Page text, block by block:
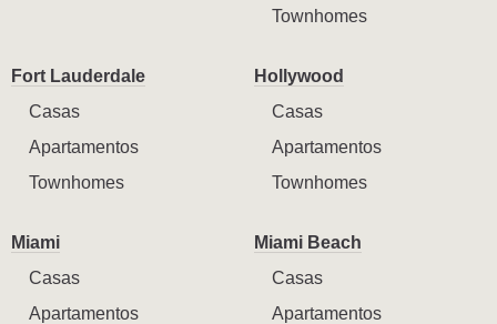
Townhomes
Fort Lauderdale
Casas
Apartamentos
Townhomes
Hollywood
Casas
Apartamentos
Townhomes
Miami
Casas
Apartamentos
Miami Beach
Casas
Apartamentos